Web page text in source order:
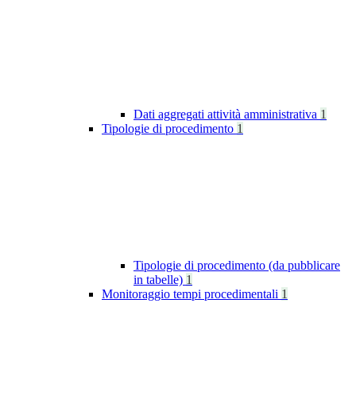
Dati aggregati attività amministrativa 1
Tipologie di procedimento 1
Tipologie di procedimento (da pubblicare
in tabelle) 1
Monitoraggio tempi procedimentali 1